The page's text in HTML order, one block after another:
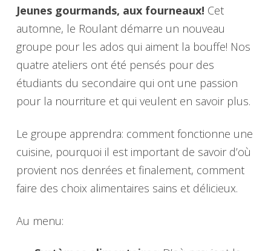
Jeunes gourmands, aux fourneaux! Cet
automne, le Roulant démarre un nouveau
groupe pour les ados qui aiment la bouffe! Nos
quatre ateliers ont été pensés pour des
étudiants du secondaire qui ont une passion
pour la nourriture et qui veulent en savoir plus.
Le groupe apprendra: comment fonctionne une
cuisine, pourquoi il est important de savoir d’où
provient nos denrées et finalement, comment
faire des choix alimentaires sains et délicieux.
Au menu: